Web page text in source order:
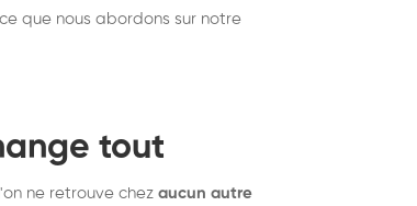
que nous abordons sur notre
tout
ne retrouve chez aucun autre